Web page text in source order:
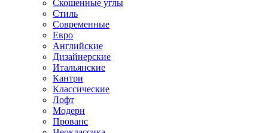
Скошенные углы
Стиль
Современные
Евро
Английские
Дизайнерские
Итальянские
Кантри
Классические
Лофт
Модерн
Прованс